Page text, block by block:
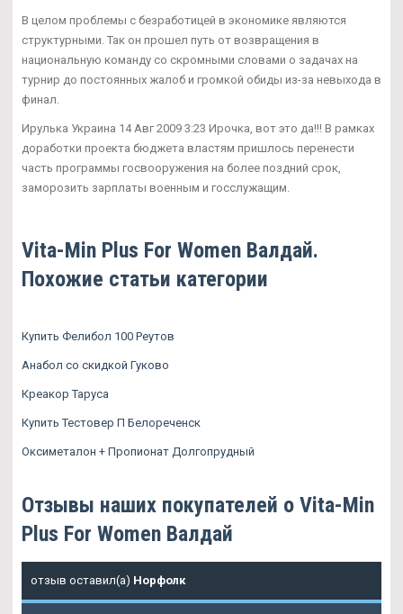
В целом проблемы с безработицей в экономике являются
структурными. Так он прошел путь от возвращения в
национальную команду со скромными словами о задачах на
турнир до постоянных жалоб и громкой обиды из-за невыхода в
финал.
Ирулька Украина 14 Авг 2009 3:23 Ирочка, вот это да!!! В рамках
доработки проекта бюджета властям пришлось перенести
часть программы госвооружения на более поздний срок,
заморозить зарплаты военным и госслужащим.
Vita-Min Plus For Women Валдай.
Похожие статьи категории
Купить Фелибол 100 Реутов
Анабол со скидкой Гуково
Креакор Таруса
Купить Тестовер П Белореченск
Оксиметалон + Пропионат Долгопрудный
Отзывы наших покупателей о Vita-Min
Plus For Women Валдай
отзыв оставил(а) Норфолк